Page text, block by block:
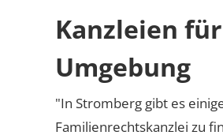
Kanzleien
Umgebung
"In Stromberg gibt es
Familienrechtskanzlei zu